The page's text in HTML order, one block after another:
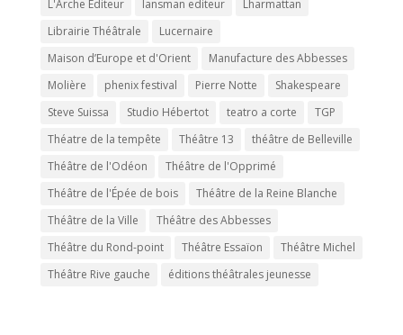
L'Arche Editeur lansman editeur
Lharmattan
Librairie Théâtrale
Lucernaire
Maison d’Europe et d'Orient
Manufacture des Abbesses
Molière
phenix festival Pierre Notte
Shakespeare
Steve Suissa
Studio Hébertot teatro a corte
TGP
Théatre de la tempête
Théâtre 13
théâtre de Belleville
Théâtre de l'Odéon
Théâtre de l'Opprimé
Théâtre de l'Épée de bois
Théâtre de la Reine Blanche
Théâtre de la Ville
Théâtre des Abbesses
Théâtre du Rond-point
Théâtre Essaïon
Théâtre Michel
Théâtre Rive gauche
éditions théâtrales jeunesse